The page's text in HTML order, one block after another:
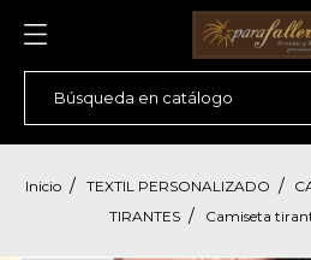
Inicio TEXTIL PERSONALIZADO
TIRANTES
Camiseta